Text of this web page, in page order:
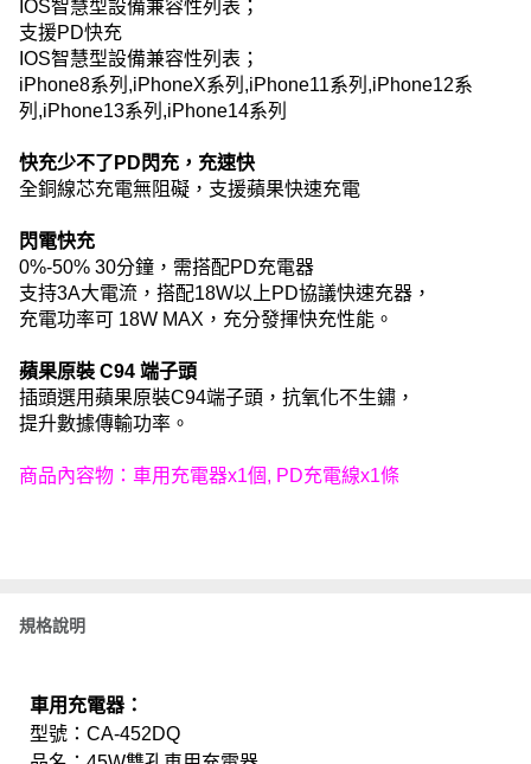
IOS智慧型設備兼容性列表；
支援PD快充
IOS智慧型設備兼容性列表；
iPhone8系列,iPhoneX系列,iPhone11系列,iPhone12系
列,iPhone13系列,iPhone14系列
快充少不了PD閃充，充速快
全銅線芯充電無阻礙，支援蘋果快速充電
閃電快充
0%-50% 30分鐘，需搭配PD充電器
支持3A大電流，搭配18W以上PD協議快速充器，
充電功率可 18W MAX，充分發揮快充性能。
蘋果原裝 C94 端子頭
插頭選用蘋果原裝C94端子頭，抗氧化不生鏽，
提升數據傳輸功率。
商品內容物：車用充電器x1個, PD充電線x1條
規格說明
車用充電器：
型號：CA-452DQ